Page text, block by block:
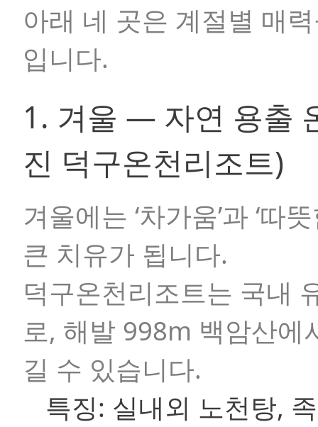
아래 네 곳은 계절별 매
입니다.
1. 겨울 — 자연 용출
진 덕구온천리조트)
겨울에는 ‘차가움’과 ‘따
큰 치유가 됩니다.
덕구온천리조트는 국내
로, 해발 998m 백암산에
길 수 있습니다.
특징: 실내외 노천탕,